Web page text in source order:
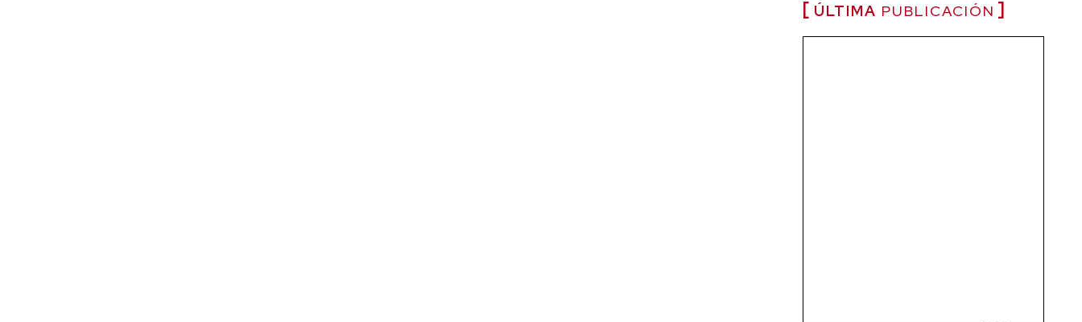
ÚLTIMA PUBLICACIÓN